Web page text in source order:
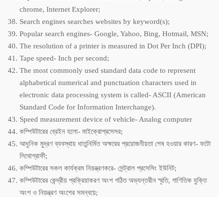
chrome, Internet Explorer;
Search engines searches websites by keyword(s);
Popular search engines- Google, Yahoo, Bing, Hotmail, MSN;
The resolution of a printer is measured in Dot Per Inch (DPI);
Tape speed- Inch per second;
The most commonly used standard data code to represent
alphabetical numerical and punctuation characters used in
electronic data processing system is called- ASCII (American
Standard Code for Information Interchange).
Speed measurement device of vehicle- Analog computer
কম্পিউটারের ব্রেইন হলো- মাইক্রোপ্রসেসর;
আধুনিক মুদ্রণ ব্যবস্থায় ধাতুনির্মিত অক্ষরের প্রয়োজনীয়তা শেষ হওয়ার কারণ- ফটো
লিথোগ্রাফী;
কম্পিউটারের সকল কার্যক্রম নিয়ন্ত্রণকরে- সেন্ট্রাল প্রসেসিং ইউনিট;
কম্পিউটারের কেন্দ্রীয় প্রক্রিয়াকরণ অংশ গঠিত অভ্যন্তরীন স্মৃতি, গাণিতিক যুক্তি
অংশ ও নিয়ন্ত্রণ অংশের সমন্বয়ে;